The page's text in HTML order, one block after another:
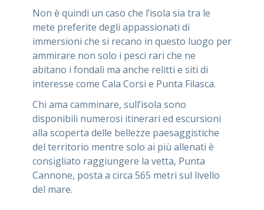
Non è quindi un caso che l’isola sia tra le
mete preferite degli appassionati di
immersioni che si recano in questo luogo per
ammirare non solo i pesci rari che ne
abitano i fondali ma anche relitti e siti di
interesse come Cala Corsi e Punta Filasca.
Chi ama camminare, sull’isola sono
disponibili numerosi itinerari ed escursioni
alla scoperta delle bellezze paesaggistiche
del territorio mentre solo ai più allenati è
consigliato raggiungere la vetta, Punta
Cannone, posta a circa 565 metri sul livello
del mare.